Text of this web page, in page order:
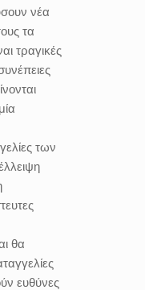
νέα
τα
τραγικές
των
θα
ευθύνες